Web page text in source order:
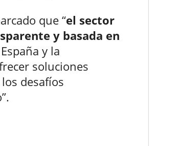
que “el sector
y basada en
y la
soluciones
desafíos